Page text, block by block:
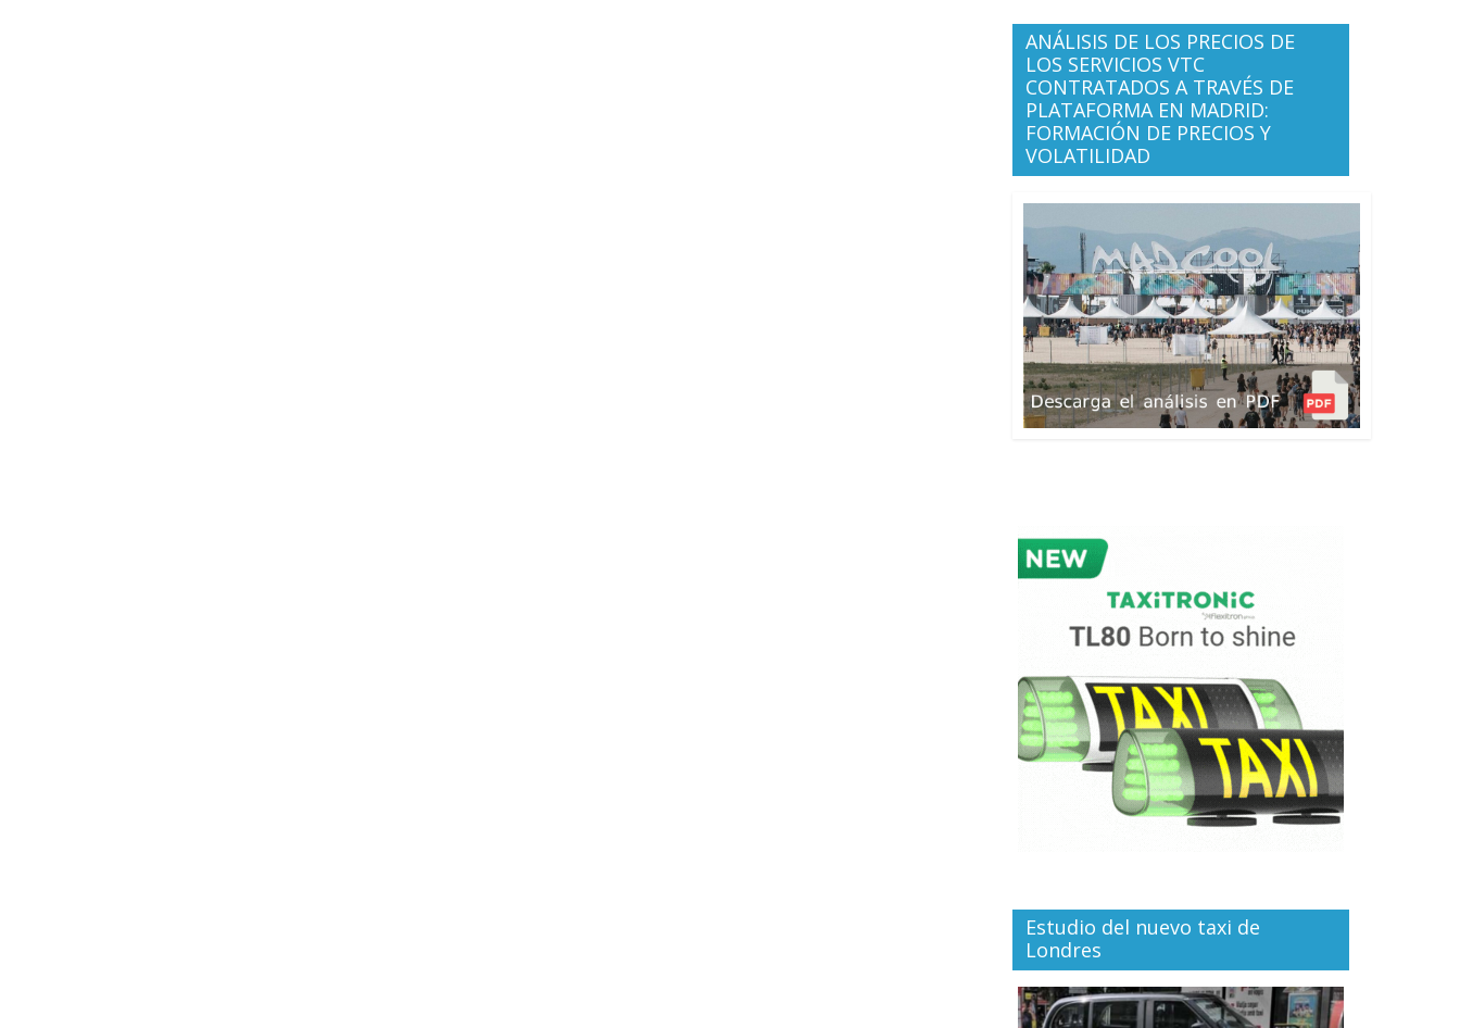
ANÁLISIS DE LOS PRECIOS DE
LOS SERVICIOS VTC
CONTRATADOS A TRAVÉS DE
PLATAFORMA EN MADRID:
FORMACIÓN DE PRECIOS Y
VOLATILIDAD
Estudio del nuevo taxi de
Londres